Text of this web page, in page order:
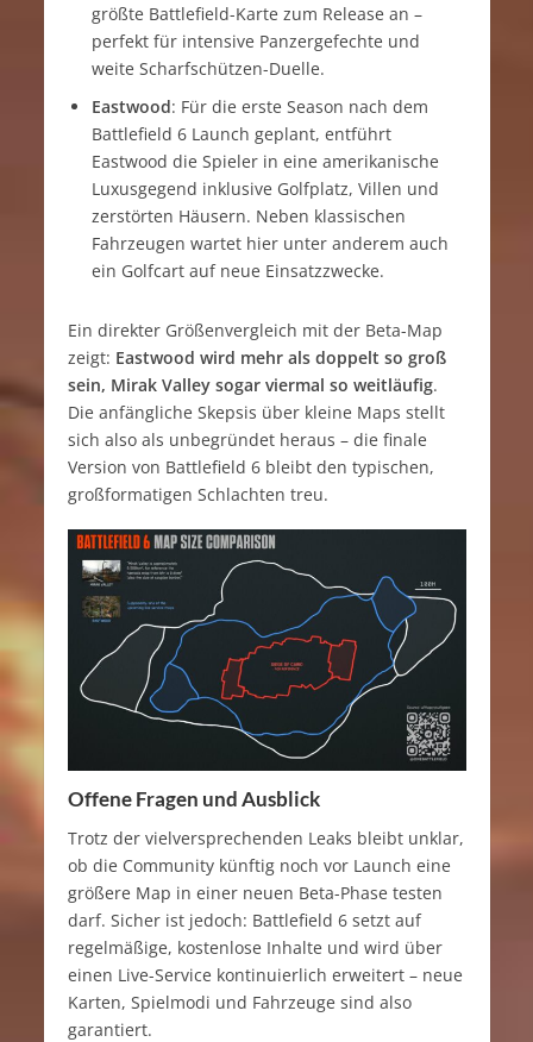
größte Battlefield-Karte zum Release an –
perfekt für intensive Panzergefechte und
weite Scharfschützen-Duelle.
Eastwood: Für die erste Season nach dem
Battlefield 6 Launch geplant, entführt
Eastwood die Spieler in eine amerikanische
Luxusgegend inklusive Golfplatz, Villen und
zerstörten Häusern. Neben klassischen
Fahrzeugen wartet hier unter anderem auch
ein Golfcart auf neue Einsatzzwecke.
Ein direkter Größenvergleich mit der Beta-Map
zeigt: Eastwood wird mehr als doppelt so groß
sein, Mirak Valley sogar viermal so weitläufig.
Die anfängliche Skepsis über kleine Maps stellt
sich also als unbegründet heraus – die finale
Version von Battlefield 6 bleibt den typischen,
großformatigen Schlachten treu.
Offene Fragen und Ausblick
Trotz der vielversprechenden Leaks bleibt unklar,
ob die Community künftig noch vor Launch eine
größere Map in einer neuen Beta-Phase testen
darf. Sicher ist jedoch: Battlefield 6 setzt auf
regelmäßige, kostenlose Inhalte und wird über
einen Live-Service kontinuierlich erweitert – neue
Karten, Spielmodi und Fahrzeuge sind also
garantiert.